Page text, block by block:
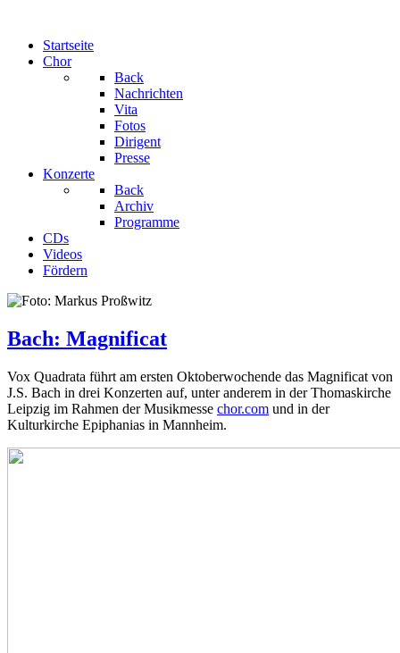
Startseite
Chor
Back
Nachrichten
Vita
Fotos
Dirigent
Presse
Konzerte
Back
Archiv
Programme
CDs
Videos
Fördern
Bach: Magnificat
Vox Quadrata führt am ersten Oktoberwochende das Magnificat von
J.S. Bach in drei Konzerten auf, unter anderem in der Thomaskirche
Leipzig im Rahmen der Musikmesse chor.com und in der
Kulturkirche Epiphanias in Mannheim.